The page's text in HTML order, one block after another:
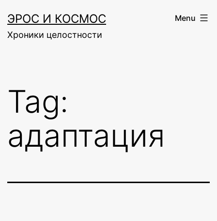
to
content
ЭРОС И КОСМОС
Хроники целостности
Menu
Tag:
адаптация